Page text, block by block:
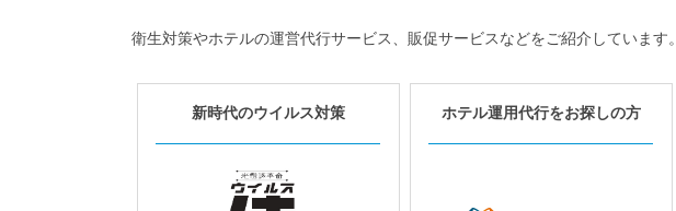
16
エイジィ株式会社、民泊新法に
対応したセルフチェックインシ
ステム「minpaku IN」を約160戸
エイジィ株式会社（本社：東京都新宿
衛生対策やホテルの運営代行サービス、販促サービスなどをご紹介しています。
新時代のウイルス対策 ホテル運用代行をお探しの方